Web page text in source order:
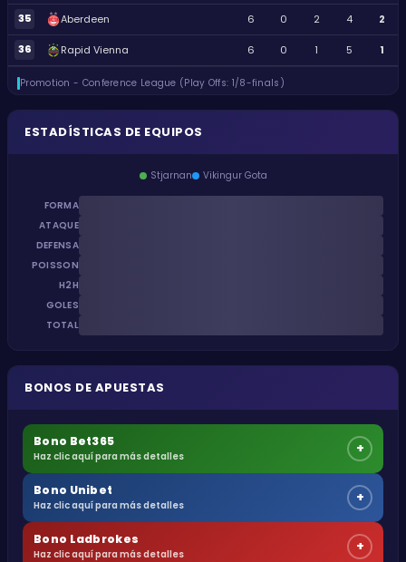
35 Aberdeen 6 0 2 4 2
36 Rapid Vienna 6 0 1 5 1
Promotion - Conference League (Play Offs: 1/8-finals)
ESTADÍSTICAS DE EQUIPOS
Stjarnan Vikingur Gota
FORMA
ATAQUE
DEFENSA
POISSON
H2H
GOLES
TOTAL
BONOS DE APUESTAS
Bono Bet365
Haz clic aquí para más detalles +
Bono Unibet
Haz clic aquí para más detalles +
Bono Ladbrokes
Haz clic aquí para más detalles +